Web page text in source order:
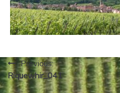
Navigation
de
Previous:
Riquewhir_041